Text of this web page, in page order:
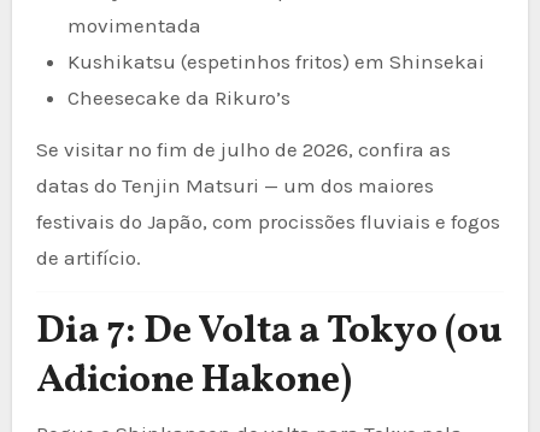
movimentada
Kushikatsu (espetinhos fritos) em Shinsekai
Cheesecake da Rikuro’s
Se visitar no fim de julho de 2026, confira as
datas do Tenjin Matsuri — um dos maiores
festivais do Japão, com procissões fluviais e fogos
de artifício.
Dia 7: De Volta a Tokyo (ou
Adicione Hakone)